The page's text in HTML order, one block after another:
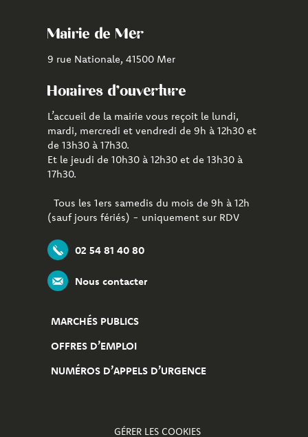
Mairie de Mer
9 rue Nationale, 41500 Mer
Horaires d'ouverture
L’accueil de la mairie vous reçoit le lundi,
mardi, mercredi et vendredi de 9h à 12h30 et
de 13h30 à 17h30.
Et le jeudi de 10h30 à 12h30 et de 13h30 à
17h30.
Tous les 1ers samedis du mois de 9h à 12h
(sauf jours fériés) - uniquement sur RDV
02 54 81 40 80
Nous contacter
MARCHÉS PUBLICS
OFFRES D’EMPLOI
NUMÉROS D’APPELS D’URGENCE
GÉRER LES COOKIES